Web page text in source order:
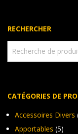
RECHERCHER
pour :
CATÉGORIES DE
Accessoires Divers
Apportables (5)